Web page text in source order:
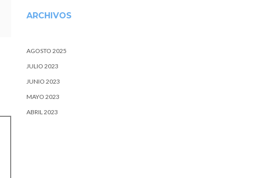
ARCHIVOS
AGOSTO 2025
JULIO 2023
JUNIO 2023
MAYO 2023
ABRIL 2023